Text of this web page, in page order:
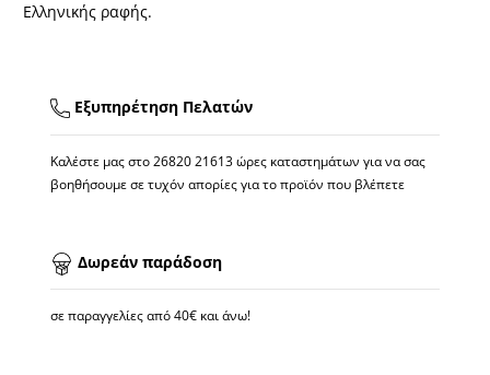
Ελληνικής ραφής.
Εξυπηρέτηση Πελατών
Καλέστε μας στο26820 21613ώρες καταστημάτων για να σας
βοηθήσουμε σε τυχόν απορίες για το προϊόν που βλέπετε
Δωρεάν παράδοση
σε παραγγελίες από 40€ και άνω!